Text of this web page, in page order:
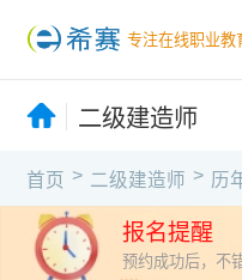
专注在线职业教
二级建造师
首页 > 二级建造师 > 历
报名提醒
预约成功后，不